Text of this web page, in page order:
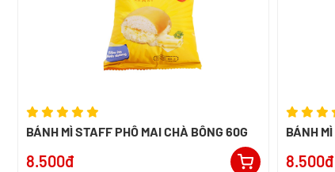
BÁNH MÌ STAFF PHÔ MAI CHÀ BÔNG 60G
8.500đ
BÁNH
8.500đ